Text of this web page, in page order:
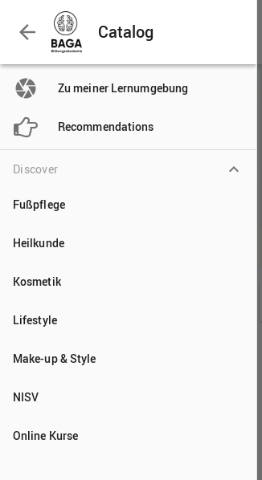
 Catalog
 Zu meiner Lernumgebung
 Recommendations
Discover
Fußpflege
Heilkunde
Kosmetik
Lifestyle
Make-up & Style
NISV
Online Kurse